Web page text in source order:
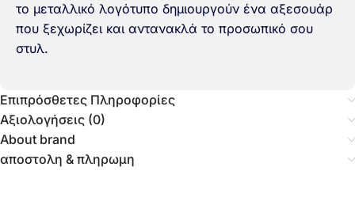
το μεταλλικό λογότυπο δημιουργούν ένα αξεσουάρ
που ξεχωρίζει και αντανακλά το προσωπικό σου
στυλ.
Επιπρόσθετες Πληροφορίες
Αξιολογήσεις (0)
About brand
αποστολη & πληρωμη